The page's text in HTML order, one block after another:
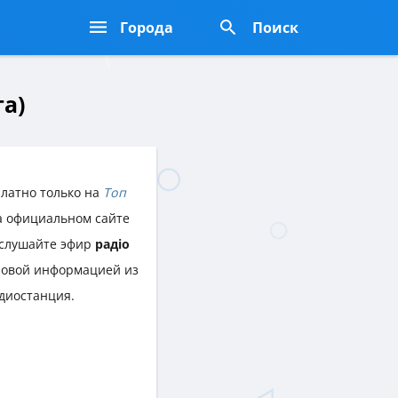
Города Поиск
только на Топ
официальном сайте
эфир радіо
информацией из